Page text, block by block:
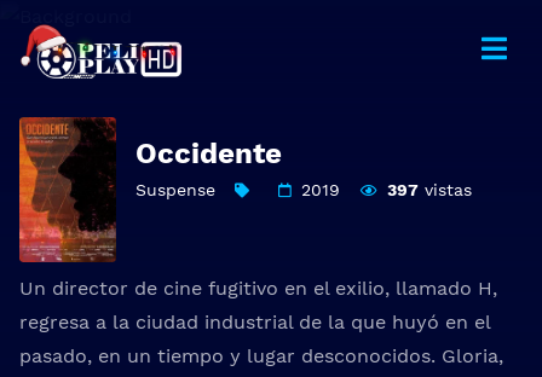
Occidente
Suspense 2019 397vistas
Un director de cine fugitivo en el exilio, llamado H,
regresa a la ciudad industrial de la que huyó en el
pasado, en un tiempo y lugar desconocidos. Gloria,